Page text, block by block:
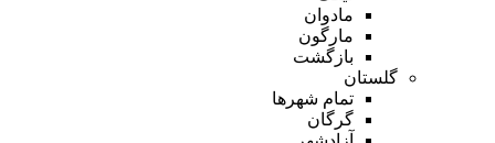
مادوان
مارگون
بازگشت
گلستان
تمام شهر‌ها
گرگان